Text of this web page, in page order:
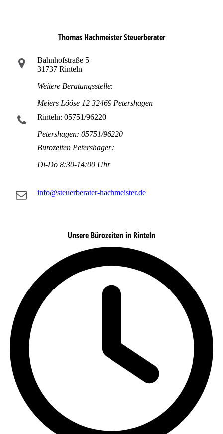
Thomas Hachmeister Steuerberater
Bahnhofstraße 5
31737 Rinteln
Weitere Beratungsstelle:
Meiers Lööse 12 32469 Petershagen
Rinteln: 05751/96220
Petershagen: 05751/96220
Bürozeiten Petershagen:
Di-Do 8:30-14:00 Uhr
info@steuerberater-hachmeister.de
Unsere Bürozeiten in Rinteln